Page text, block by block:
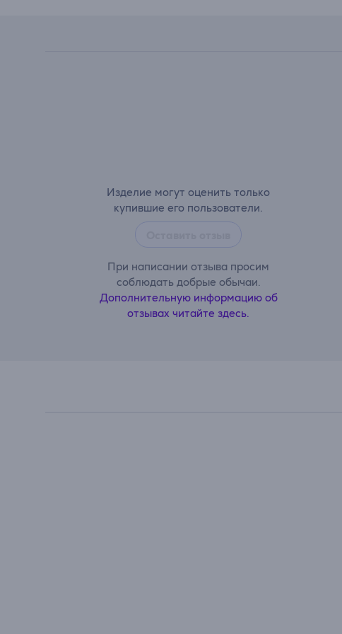
Изделие могут оценить только
купившие его пользователи.
При написании отзыва просим
соблюдать добрые обычаи.
Дополнительную информацию об
отзывах читайте здесь.